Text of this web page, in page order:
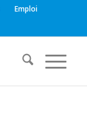
Emploi